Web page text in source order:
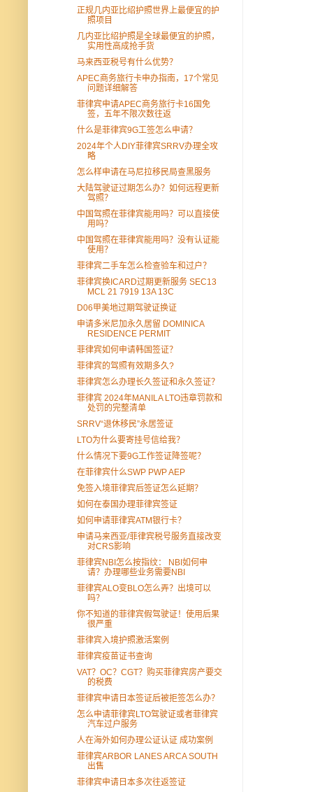
正规几内亚比绍护照世界上最便宜的护
照项目
几内亚比绍护照是全球最便宜的护照，
实用性高成抢手货
马来西亚税号有什么优势？
APEC商务旅行卡申办指南，17个常见
问题详细解答
菲律宾申请APEC商务旅行卡16国免
签，五年不限次数往返
什么是菲律宾9G工签怎么申请？
2024年个人DIY菲律宾SRRV办理全攻
略
怎么样申请在马尼拉移民局查黑服务
大陆驾驶证过期怎么办？如何远程更新
驾照？
中国驾照在菲律宾能用吗？可以直接使
用吗？
中国驾照在菲律宾能用吗？没有认证能
使用？
菲律宾二手车怎么检查验车和过户？
菲律宾换ICARD过期更新服务 SEC13
MCL 21 7919 13A 13C
D06甲美地过期驾驶证换证
申请多米尼加永久居留 DOMINICA
RESIDENCE PERMIT
菲律宾如何申请韩国签证？
菲律宾的驾照有效期多久?
菲律宾怎么办理长久签证和永久签证？
菲律宾 2024年MANILA LTO违章罚款和
处罚的完整清单
SRRV“退休移民”永居签证
LTO为什么要寄挂号信给我？
什么情况下要9G工作签证降签呢？
在菲律宾什么SWP PWP AEP
免签入境菲律宾后签证怎么延期？
如何在泰国办理菲律宾签证
如何申请菲律宾ATM银行卡？
申请马来西亚/菲律宾税号服务直接改变
对CRS影响
菲律宾NBI怎么按指纹： NBI如何申
请？办理哪些业务需要NBI
菲律宾ALO变BLO怎么弄？出境可以
吗？
你不知道的菲律宾假驾驶证！使用后果
很严重
菲律宾入境护照激活案例
菲律宾疫苗证书查询
VAT？OC？CGT？购买菲律宾房产要交
的税费
菲律宾申请日本签证后被拒签怎么办？
怎么申请菲律宾LTO驾驶证或者菲律宾
汽车过户服务
人在海外如何办理公证认证 成功案例
菲律宾ARBOR LANES ARCA SOUTH
出售
菲律宾申请日本多次往返签证